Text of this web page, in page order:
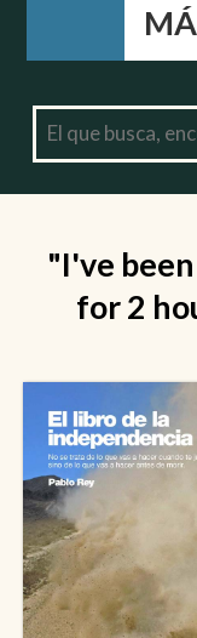
"I've
for 2